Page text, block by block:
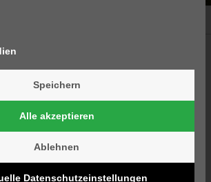
Speichern
Alle akzeptieren
Ablehnen
Datenschutzeinstellungen